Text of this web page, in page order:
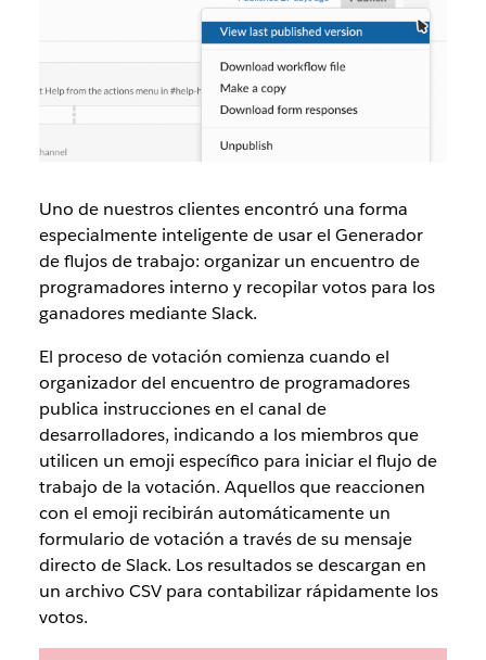
Uno de nuestros clientes encontró una forma
especialmente inteligente de usar el Generador
de flujos de trabajo: organizar un encuentro de
programadores interno y recopilar votos para los
ganadores mediante Slack.
El proceso de votación comienza cuando el
organizador del encuentro de programadores
publica instrucciones en el canal de
desarrolladores, indicando a los miembros que
utilicen un emoji específico para iniciar el flujo de
trabajo de la votación. Aquellos que reaccionen
con el emoji recibirán automáticamente un
formulario de votación a través de su mensaje
directo de Slack. Los resultados se descargan en
un archivo CSV para contabilizar rápidamente los
votos.